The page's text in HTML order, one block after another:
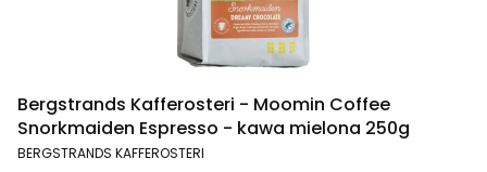
Bergstrands Kafferosteri - Moomin Coffee
Snorkmaiden Espresso - kawa mielona 250g
PRODUCENT
BERGSTRANDS KAFFEROSTERI